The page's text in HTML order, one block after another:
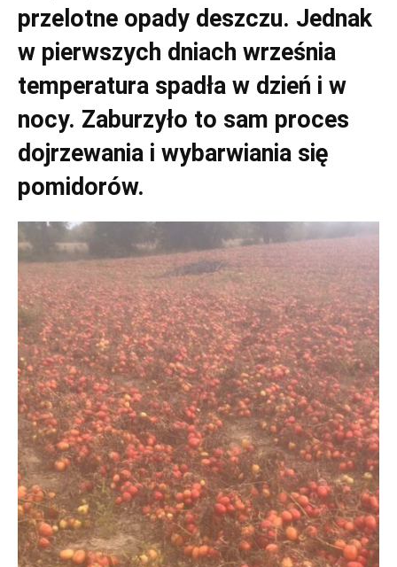
przelotne opady deszczu. Jednak
w pierwszych dniach września
temperatura spadła w dzień i w
nocy. Zaburzyło to sam proces
dojrzewania i wybarwiania się
pomidorów.